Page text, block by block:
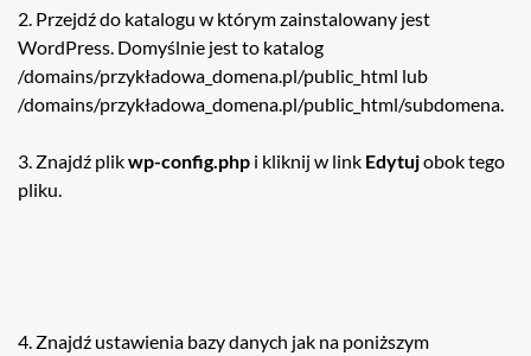
2. Przejdź do katalogu w którym zainstalowany jest
WordPress. Domyślnie jest to katalog
/domains/przykładowa_domena.pl/public_html lub
/domains/przykładowa_domena.pl/public_html/subdomena.
3. Znajdź plikwp-config.php i kliknij w link Edytujobok tego
pliku.
4. Znajdź ustawienia bazy danych jak na poniższym